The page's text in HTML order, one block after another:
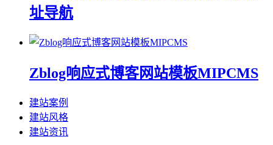
址导航
Zblog响应式博客网站模板MIPCMS
建站案例
建站风格
建站资讯